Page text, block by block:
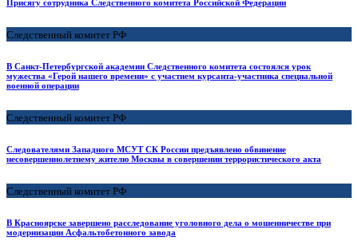
Присягу сотрудника Следственного комитета Российской Федерации
Следственный комитет РФ
В Санкт-Петербургской академии Следственного комитета состоялся урок
мужества «Герой нашего времени» с участием курсанта-участника специальной
военной операции
Следственный комитет РФ
Следователями Западного МСУТ СК России предъявлено обвинение
несовершеннолетнему жителю Москвы в совершении террористического акта
Следственный комитет РФ
В Красноярске завершено расследование уголовного дела о мошенничестве при
модернизации Асфальтобетонного завода